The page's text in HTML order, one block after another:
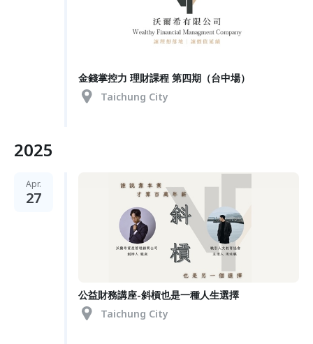
金錢掌控力 理財課程 第四期（台中場）
Taichung City
2025
Apr.
27
公益財務講座-斜槓也是一種人生選擇
Taichung City